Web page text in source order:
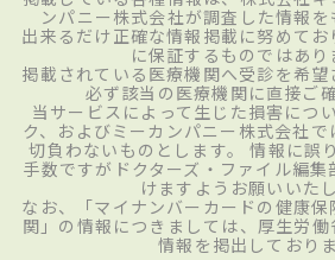
ンパニー株式会社が調査した情報を
出来るだけ正確な情報掲載に努めて
に保証するものではあり
掲載されている医療機関へ受診を希
必ず該当の医療機関に直接ご
当サービスによって生じた損害につ
ク、およびミーカンパニー株式会社
切負わないものとします。 情報に誤
手数ですがドクターズ・ファイル編
けますようお願いいたし
なお、「マイナンバーカードの健康
関」の情報につきましては、厚生労働
情報を掲出しておりま